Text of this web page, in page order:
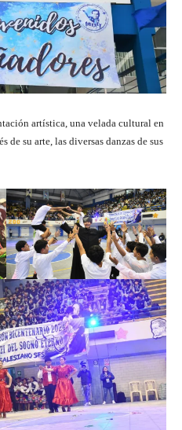
artística, una velada cultural en
de su arte, las diversas danzas de sus